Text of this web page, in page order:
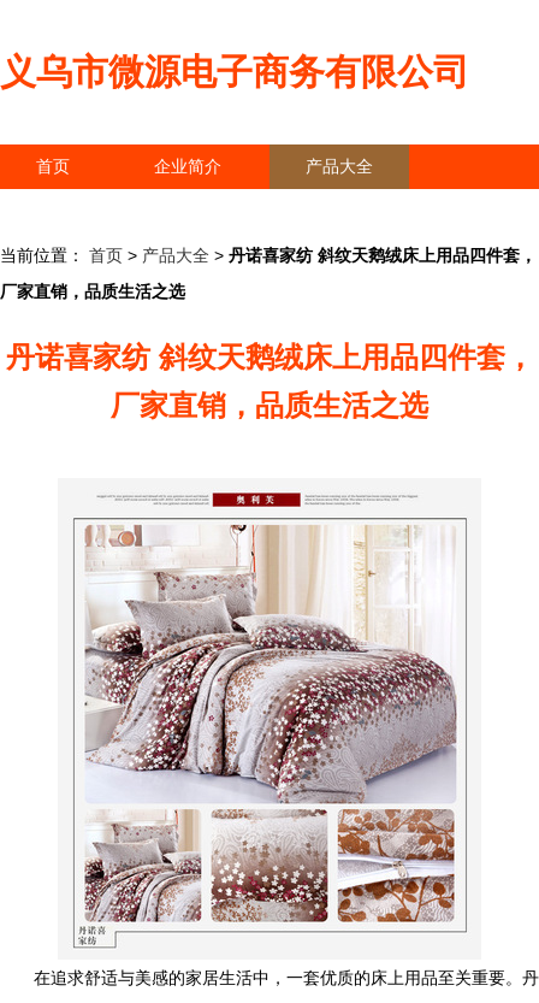
义乌市微源电子商务有限公司
首页 企业简介 产品大全
当前位置： 首页 > 产品大全 > 丹诺喜家纺 斜纹天鹅绒床上用品四件套，
厂家直销，品质生活之选
丹诺喜家纺 斜纹天鹅绒床上用品四件套，
厂家直销，品质生活之选
在追求舒适与美感的家居生活中，一套优质的床上用品至关重要。丹